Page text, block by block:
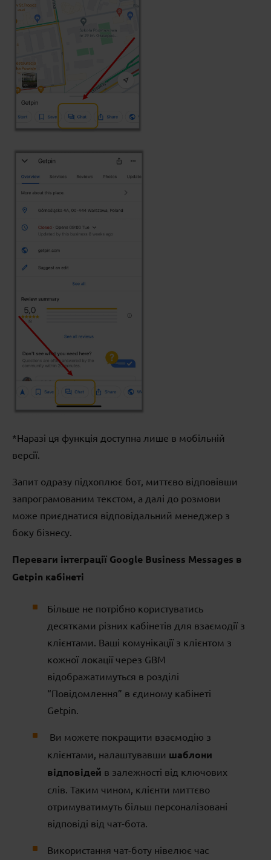
*Наразі ця функція доступна лише в мобільній
версії.
Запит одразу підхоплює бот, миттєво відповівши
запрограмованим текстом, а далі до розмови
може приєднатися відповідальний менеджер з
боку бізнесу.
Переваги інтеграції Google Business Messages в
Getpin кабінеті
Більше не потрібно користуватись
десятками різних кабінетів для взаємодії з
клієнтами. Ваші комунікації з клієнтом з
кожної локації через GBM
відображатимуться в розділі
“Повідомлення” в єдиному кабінеті
Getpin.
Ви можете покращити взаємодію з
клієнтами, налаштувавши шаблони
відповідей в залежності від ключових
слів. Таким чином, клієнти миттєво
отримуватимуть більш персоналізовані
відповіді від чат-бота.
Використання чат-боту нівелює час